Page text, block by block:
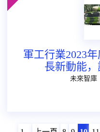
軍工行業2023
長新動能
未來智庫